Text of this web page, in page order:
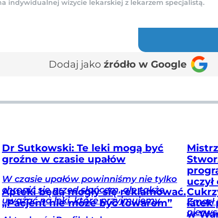
indywidualnej wizycie lekarskiej z lekarzem specjalistą.
Dodaj jako źródło w Google
Dr Sutkowski: Te leki mogą być
groźne w czasie upałów
W czasie upałów powinniśmy nie tylko
chronić się przed słońcem, ale także
uważać na leki, które przyjmujemy.
Apteki będą mogły się reklamować.
„Pacjent nie może być towarem”
latek
w